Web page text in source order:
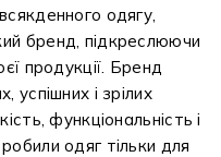
одягу,
бренд, підкреслюючи
продукції. Бренд
успішних і зрілих
функціональність і
одяг тільки для